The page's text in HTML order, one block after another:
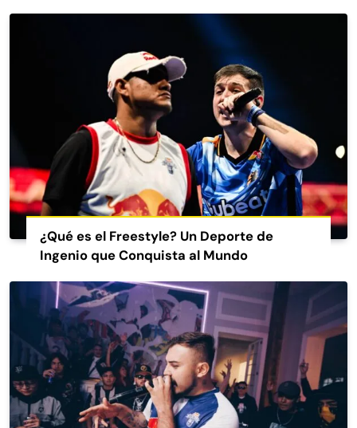
¿Qué es el Freestyle? Un Deporte de
Ingenio que Conquista al Mundo